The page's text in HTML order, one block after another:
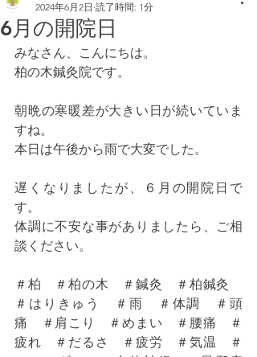
6月の開院日
2024年6月2日 読了時間: 1分
みなさん、こんにちは。
柏の木鍼灸院です。
朝晩の寒暖差が大きい日が続いていま
すね。
本日は午後から雨で大変でした。
遅くなりましたが、６月の開院日で
す。
体調に不安な事がありましたら、ご相
談ください。
＃柏　＃柏の木　＃鍼灸　＃柏鍼灸
＃はりきゅう　＃雨　＃体調　＃頭
痛　＃肩こり　＃めまい　＃腰痛　＃
疲れ　＃だるさ　＃疲労　＃気温　＃